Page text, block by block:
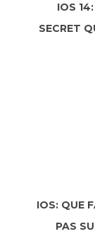
IOS
SECRET
IOS: QUE
PAS